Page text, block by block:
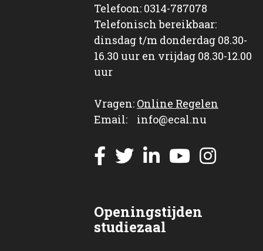
Telefoon: 0314-787078
Telefonisch bereikbaar:
dinsdag t/m donderdag 08.30-
16.30 uur en vrijdag 08.30-12.00
uur
Vragen: Online Regelen
Email: info@ecal.nu
Openingstijden
studiezaal